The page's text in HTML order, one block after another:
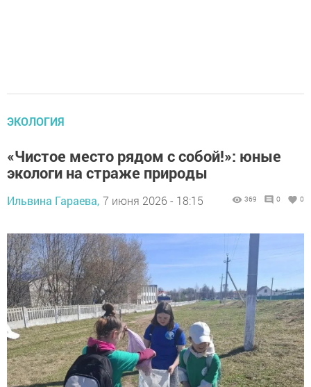
ЭКОЛОГИЯ
«Чистое место рядом с собой!»: юные
экологи на страже природы
Ильвина Гараева, 7 июня 2026 - 18:15 369 0 0